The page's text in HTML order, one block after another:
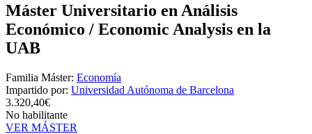
Máster Universitario en Análisis
Económico / Economic Analysis en la
UAB
Familia Máster: Economía
Impartido por: Universidad Autónoma de Barcelona
3.320,40€
No habilitante
VER MÁSTER